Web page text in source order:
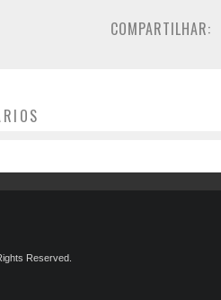
COMPARTILHAR:
Reserved.